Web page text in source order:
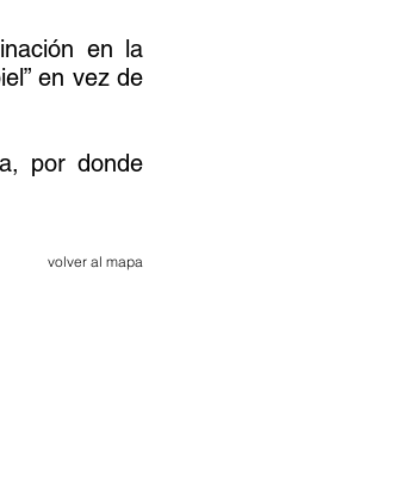
en la
en vez de
por donde
volver al mapa